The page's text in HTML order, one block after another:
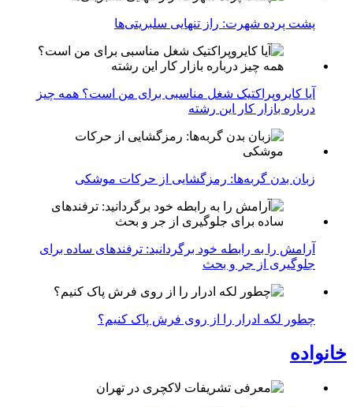
پشت پرده شهرت: راز تنهایی سلبریتی‌ها
آیا کایروپراکتیک شغل مناسبی برای من است؟ همه چیز
درباره بازار کار این رشته
زبان بدن گربه‌ها: رمزگشایی از حرکات موشکی
آرامش را به رابطه خود برگردانید: ترفندهای ساده برای
جلوگیری از جر و بحث
چطور لکه ادرار را از روی فرش پاک کنیم؟
خانواده